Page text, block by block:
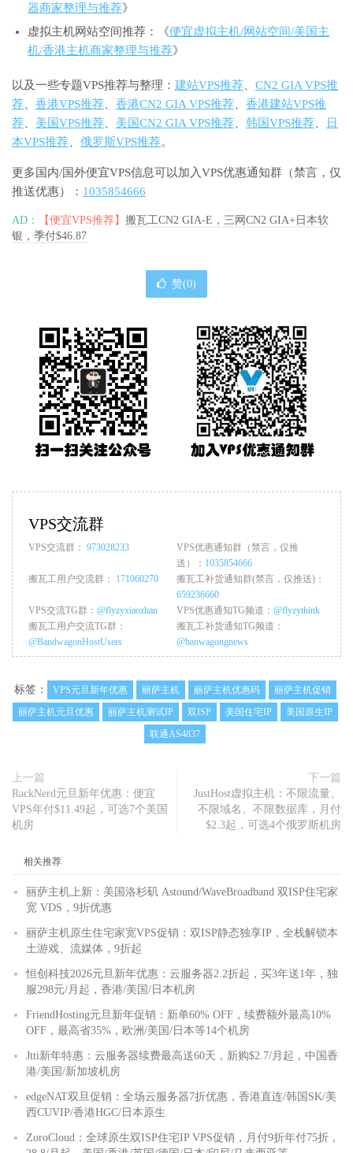
器商家整理与推荐》
虚拟主机网站空间推荐：《便宜虚拟主机/网站空间/美国主
机/香港主机商家整理与推荐》
以及一些专题VPS推荐与整理： 建站VPS推荐
CN2 GIA VPS推
荐
香港VPS推荐 香港CN2 GIA VPS推荐
香港建站VPS推
荐
美国VPS推荐 美国CN2 GIA VPS推荐 韩国VPS推荐
日
本VPS推荐
俄罗斯VPS推荐。
更多国内/国外便宜VPS信息可以加入VPS优惠通知群（禁言，仅
推送优惠）： 1035854666
AD： 【便宜VPS推荐】 搬瓦工CN2 GIA-E，三网CN2 GIA+日本软
银，季付$46.87
赞(0)
VPS交流群
VPS交流群： 973028233
VPS优惠通知群（禁言，仅推
送）： 1035854666
搬瓦工用户交流群： 171060270
搬瓦工补货通知群(禁言，仅推送)：
659236660
VPS交流TG群： @flyzyxiaozhan VPS优惠通知TG频道： @flyzythink
搬瓦工用户交流TG群：
@BandwagonHostUsers
搬瓦工补货通知TG频道：
@banwagongnews
标签： VPS元旦新年优惠 丽萨主机 丽萨主机优惠码
丽萨主机促销
丽萨主机元旦优惠
丽萨主机测试IP 双ISP 美国住宅IP
美国原生IP
联通AS4837
上一篇
RackNerd元旦新年优惠：便宜
VPS年付$11.49起，可选7个美国
机房
下一篇
JustHost虚拟主机：不限流量、
不限域名、不限数据库，月付
$2.3起，可选4个俄罗斯机房
相关推荐
丽萨主机上新：美国洛杉矶 Astound/WaveBroadband 双ISP住宅家
宽 VDS，9折优惠
丽萨主机原生住宅家宽VPS促销：双ISP静态独享IP，全栈解锁本
土游戏、流媒体，9折起
恒创科技2026元旦新年优惠：云服务器2.2折起，买3年送1年，独
服298元/月起，香港/美国/日本机房
FriendHosting元旦新年促销：新单60% OFF，续费额外最高10%
OFF，最高省35%，欧洲/美国/日本等14个机房
Jtti新年特惠：云服务器续费最高送60天，新购$2.7/月起，中国香
港/美国/新加坡机房
edgeNAT双旦促销：全场云服务器7折优惠，香港直连/韩国SK/美
西CUVIP/香港HGC/日本原生
ZoroCloud：全球原生双ISP住宅IP VPS促销，月付9折年付75折，